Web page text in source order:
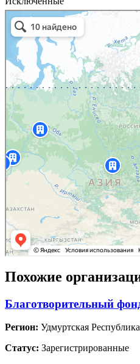
Похожие
Благотворительный
Регион: Удмуртская Республика
Статус: Зарегистрированные